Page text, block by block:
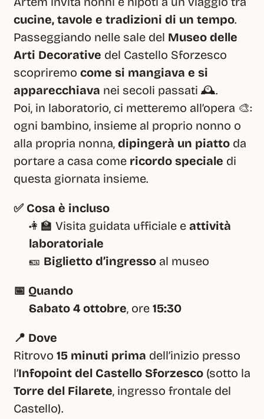
cucine, tavole e tradizioni di un tempo.
Passeggiando nelle sale del Museo delle
Arti Decorative del Castello Sforzesco
scopriremo come si mangiava e si
apparecchiava nei secoli passati 🕰️.
Poi, in laboratorio, ci metteremo all’opera 🎨:
ogni bambino, insieme al proprio nonno o
alla propria nonna, dipingerà un piatto da
portare a casa come ricordo speciale di
questa giornata insieme.
✅ Cosa è incluso
👩‍🏫 Visita guidata ufficiale e attività
laboratoriale
🎫 Biglietto d’ingresso al museo
📅 Quando
Sabato 4 ottobre, ore 15:30
📍 Dove
Ritrovo 15 minuti prima dell’inizio presso
l’Infopoint del Castello Sforzesco
Torre del Filarete, ingresso frontale del
Castello).